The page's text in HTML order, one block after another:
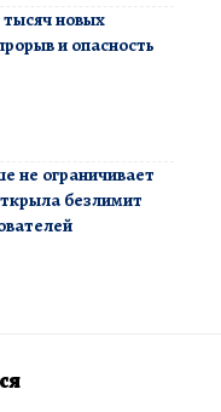
новых
и опасность
не ограничивает
безлимит